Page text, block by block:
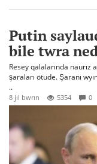
Putin
bile twra
Resey qalalarında naurız
şaraları ötude. Şaranı
..
8 jıl bwrın 5354 0